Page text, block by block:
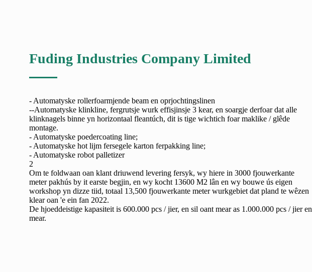
Fuding Industries Company Limited
- Automatyske rollerfoarmjende beam en oprjochtingslinen
--Automatyske klinkline, fergrutsje wurk effisjinsje 3 kear, en soargje derfoar dat alle
klinknagels binne yn horizontaal fleantúch, dit is tige wichtich foar maklike / glêde
montage.
- Automatyske poedercoating line;
- Automatyske hot lijm fersegele karton ferpakking line;
- Automatyske robot palletizer
2
Om te foldwaan oan klant driuwend levering fersyk, wy hiere in 3000 fjouwerkante
meter pakhús by it earste begjin, en wy kocht 13600 M2 lân en wy bouwe ús eigen
workshop yn dizze tiid, totaal 13,500 fjouwerkante meter wurkgebiet dat pland te wêzen
klear oan 'e ein fan 2022.
De hjoeddeistige kapasiteit is 600.000 pcs / jier, en sil oant mear as 1.000.000 pcs / jier en
mear.